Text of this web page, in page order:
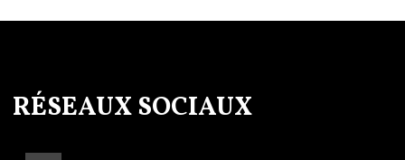
RÉSEAUX SOCIAUX